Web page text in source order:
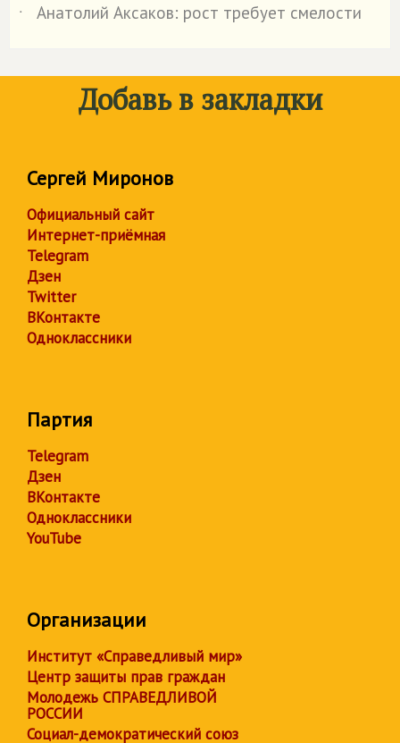
˙
Анатолий Аксаков: рост требует смелости
Добавь в закладки
Сергей Миронов
Официальный сайт
Интернет-приёмная
Telegram
Дзен
Twitter
ВКонтакте
Одноклассники
Партия
Telegram
Дзен
ВКонтакте
Одноклассники
YouTube
Организации
Институт «Справедливый мир»
Центр защиты прав граждан
Молодежь СПРАВЕДЛИВОЙ
РОССИИ
Социал-демократический союз